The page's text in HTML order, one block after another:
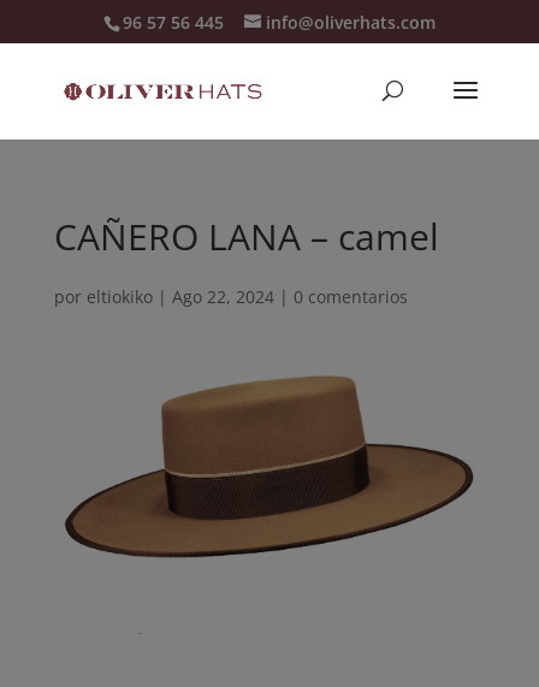
96 57 56 445 info@oliverhats.com
CAÑERO LANA – camel
por eltiokiko| Ago 22, 2024| 0 comentarios